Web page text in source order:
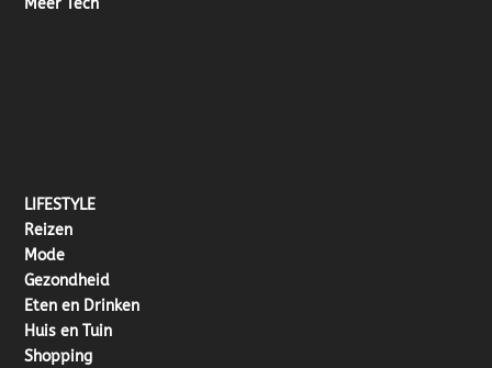
Meer Tech
LIFESTYLE
Reizen
Mode
Gezondheid
Eten en Drinken
Huis en Tuin
Shopping